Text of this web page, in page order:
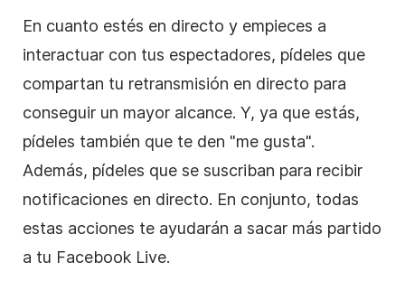
En cuanto estés en directo y empieces a
interactuar con tus espectadores, pídeles que
compartan tu retransmisión en directo para
conseguir un mayor alcance. Y, ya que estás,
pídeles también que te den "me gusta".
Además, pídeles que se suscriban para recibir
notificaciones en directo. En conjunto, todas
estas acciones te ayudarán a sacar más partido
a tu Facebook Live.